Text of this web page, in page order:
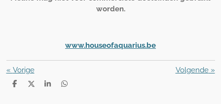
worden.
www.houseofaquarius.be
« Vorige Volgende»
D
D
S
D